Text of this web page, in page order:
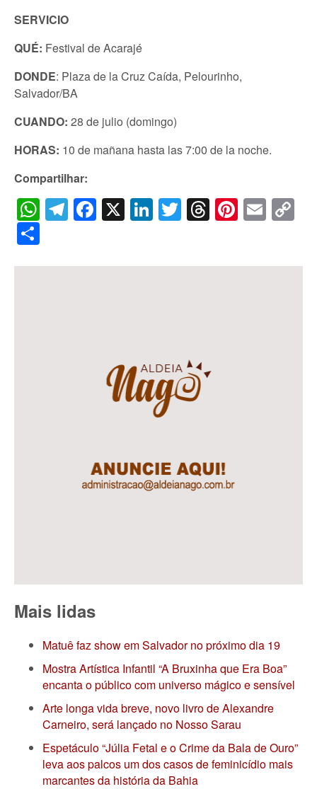
SERVICIO
QUÉ: Festival de Acarajé
DONDE: Plaza de la Cruz Caída, Pelourinho,
Salvador/BA
CUANDO: 28 de julio (domingo)
HORAS: 10 de mañana hasta las 7:00 de la noche.
Compartilhar:
WhatsApp
Telegram
Facebook
X LinkedIn
Twitter
Threads
Mais lidas
Matuê faz show em Salvador no próximo dia 19
Mostra Artística Infantil “A Bruxinha que Era Boa”
encanta o público com universo mágico e sensível
Arte longa vida breve, novo livro de Alexandre
Carneiro, será lançado no Nosso Sarau
Espetáculo “Júlia Fetal e o Crime da Bala de Ouro”
leva aos palcos um dos casos de feminicídio mais
marcantes da história da Bahia